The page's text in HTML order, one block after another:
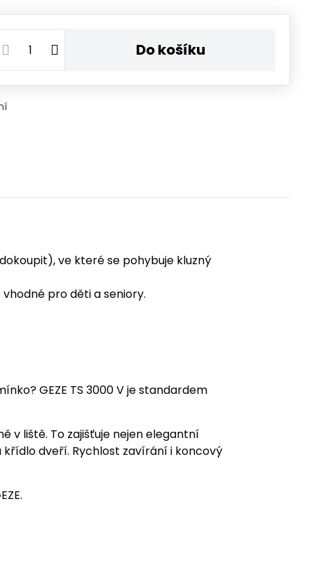
Do košíku
ve které se pohybuje kluzný
pro děti a seniory.
GEZE TS 3000 V je standardem
v liště. To zajišťuje nejen elegantní
dveří. Rychlost zavírání i koncový